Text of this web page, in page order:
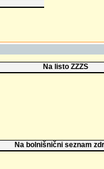
Na listo ZZZS
Na bolnišnični seznam